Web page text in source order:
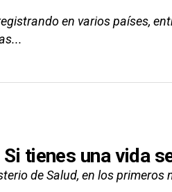
en varios países,
Si tienes una vida
de Salud, en los